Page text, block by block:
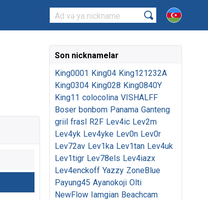
Son nicknamelar
King0001 King04 King121232A
King0304 King028 King0840Y
King11 colocolina VISHALFF
Boser bonbom Panama Ganteng
griil frasl R2F Lev4ic Lev2m
Lev4yk Lev4yke Lev0n Lev0r
Lev72av Lev1ka Lev1tan Lev4uk
Lev1tigr Lev78els Lev4iazx
Lev4enckoff Yazzy ZoneBlue
Payung45 Ayanokoji Olti
NewFlow Iamgian Beachcam